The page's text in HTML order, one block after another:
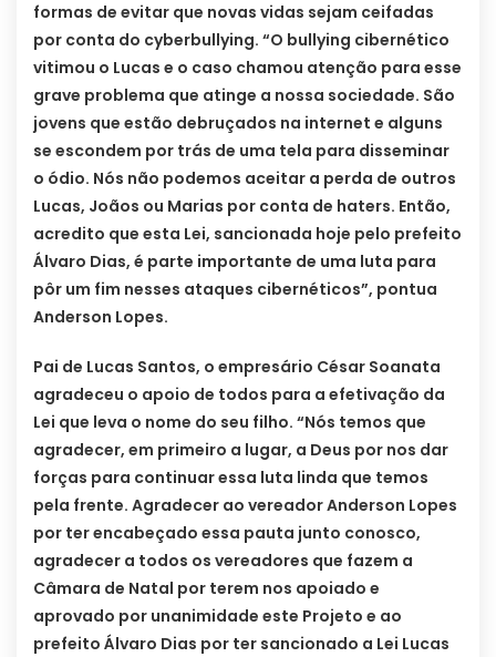
formas de evitar que novas vidas sejam ceifadas
por conta do cyberbullying. “O bullying cibernético
vitimou o Lucas e o caso chamou atenção para esse
grave problema que atinge a nossa sociedade. São
jovens que estão debruçados na internet e alguns
se escondem por trás de uma tela para disseminar
o ódio. Nós não podemos aceitar a perda de outros
Lucas, Joãos ou Marias por conta de haters. Então,
acredito que esta Lei, sancionada hoje pelo prefeito
Álvaro Dias, é parte importante de uma luta para
pôr um fim nesses ataques cibernéticos”, pontua
Anderson Lopes.
Pai de Lucas Santos, o empresário César Soanata
agradeceu o apoio de todos para a efetivação da
Lei que leva o nome do seu filho. “Nós temos que
agradecer, em primeiro a lugar, a Deus por nos dar
forças para continuar essa luta linda que temos
pela frente. Agradecer ao vereador Anderson Lopes
por ter encabeçado essa pauta junto conosco,
agradecer a todos os vereadores que fazem a
Câmara de Natal por terem nos apoiado e
aprovado por unanimidade este Projeto e ao
prefeito Álvaro Dias por ter sancionado a Lei Lucas